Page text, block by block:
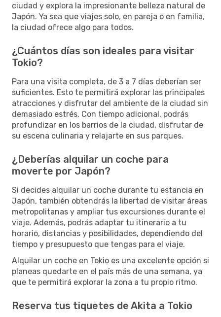
ciudad y explora la impresionante belleza natural de
Japón. Ya sea que viajes solo, en pareja o en familia,
la ciudad ofrece algo para todos.
¿Cuántos días son ideales para visitar
Tokio?
Para una visita completa, de 3 a 7 días deberían ser
suficientes. Esto te permitirá explorar las principales
atracciones y disfrutar del ambiente de la ciudad sin
demasiado estrés. Con tiempo adicional, podrás
profundizar en los barrios de la ciudad, disfrutar de
su escena culinaria y relajarte en sus parques.
¿Deberías alquilar un coche para
moverte por Japón?
Si decides alquilar un coche durante tu estancia en
Japón, también obtendrás la libertad de visitar áreas
metropolitanas y ampliar tus excursiones durante el
viaje. Además, podrás adaptar tu itinerario a tu
horario, distancias y posibilidades, dependiendo del
tiempo y presupuesto que tengas para el viaje.
Alquilar un coche en Tokio es una excelente opción si
planeas quedarte en el país más de una semana, ya
que te permitirá explorar la zona a tu propio ritmo.
Reserva tus tiquetes de Akita a Tokio